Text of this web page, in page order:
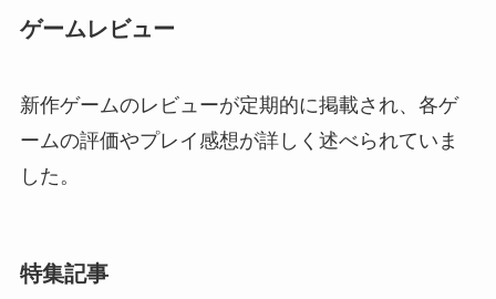
ゲームレビュー
新作ゲームのレビューが定期的に掲載され、各ゲ
ームの評価やプレイ感想が詳しく述べられていま
した。
特集記事